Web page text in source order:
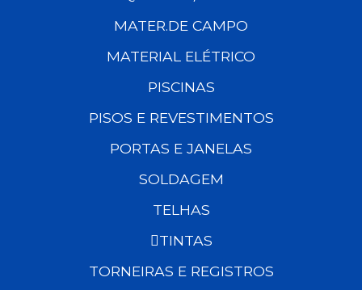
MATER.DE CAMPO
MATERIAL ELÉTRICO
PISCINAS
PISOS E REVESTIMENTOS
PORTAS E JANELAS
SOLDAGEM
TELHAS
TINTAS
TORNEIRAS E REGISTROS